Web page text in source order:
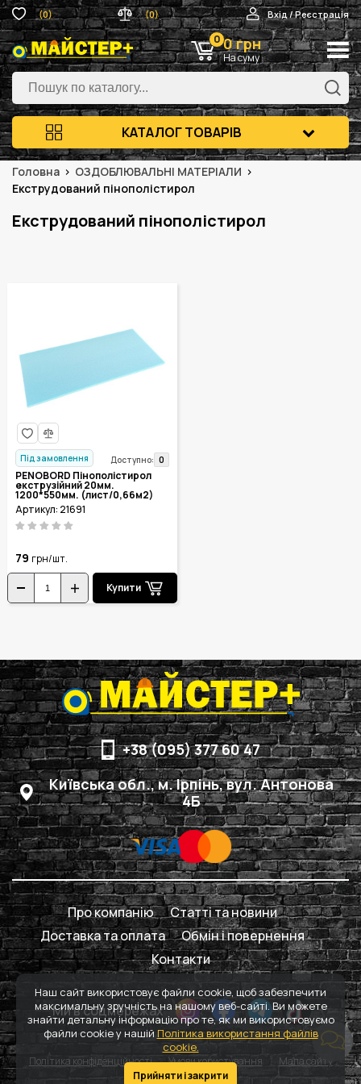
(0) (0) Вхід / Реєстрація
0 0 грн
На суму
КАТАЛОГ ТОВАРІВ
Головна
ОЗДОБЛЮВАЛЬНІ МАТЕРІАЛИ
Екструдований пінополістирол
Екструдований пінополістирол
Під замовлення Доступно: 0
PENOBORD Пінополістирол
екструзійний 20мм.
1200*550мм. (лист/0,66м2)
Артикул: 21691
79 грн/шт.
Купити
+38 (095) 377 60 47
Київська обл., м. Ірпінь, вул. Антонова
4Б
Ми в соцмережах
Про компанію
Статті та новини
Доставка та оплата
Обмін і повернення
Контакти
Політика конфіденційності Умови користування
Мапа сайту
Наш сайт використовує файли cookie, щоб забезпечити
максимальну зручність на нашому веб-сайті. Ви можете
знайти детальну інформацію про те, як ми використовуємо
файли cookie у нашій Політика використання файлів
cookie.
Прийняти і закрити